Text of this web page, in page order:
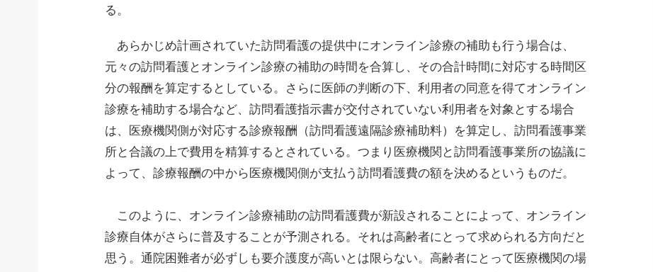
る。
あらかじめ計画されていた訪問看護の提供中にオンライン診療の補助も行う場合は、
元々の訪問看護とオンライン診療の補助の時間を合算し、その合計時間に対応する時間区
分の報酬を算定するとしている。さらに医師の判断の下、利用者の同意を得てオンライン
診療を補助する場合など、訪問看護指示書が交付されていない利用者を対象とする場合
は、医療機関側が対応する診療報酬（訪問看護遠隔診療補助料）を算定し、訪問看護事業
所と合議の上で費用を精算するとされている。つまり医療機関と訪問看護事業所の協議に
よって、診療報酬の中から医療機関側が支払う訪問看護費の額を決めるというものだ。
このように、オンライン診療補助の訪問看護費が新設されることによって、オンライン
診療自体がさらに普及することが予測される。それは高齢者にとって求められる方向だと
思う。通院困難者が必ずしも要介護度が高いとは限らない。高齢者にとって医療機関の場